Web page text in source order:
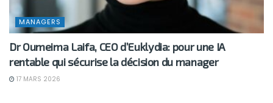
MANAGERS
Dr Oumeima Laifa, CEO d’Euklydia: pour une IA
rentable qui sécurise la décision du manager
17 MARS 2026